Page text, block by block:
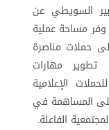
السويطي عن
وفر مساحة عملية
حملات مناصرة
تطوير مهارات
الإعلامية
المساهمة في
الفاعلة.